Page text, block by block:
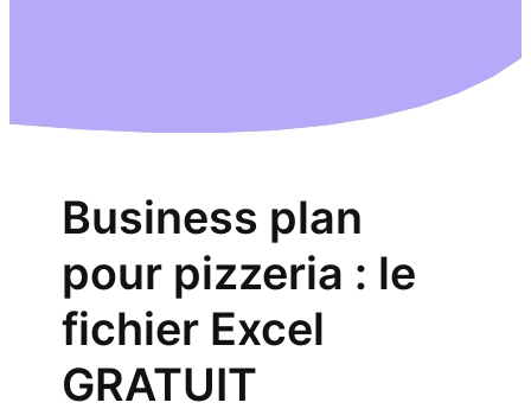
Business plan
pour pizzeria : le
fichier Excel
GRATUIT